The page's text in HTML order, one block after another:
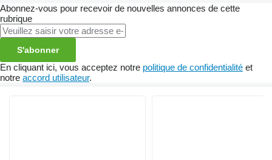
Abonnez-vous pour recevoir de nouvelles annonces de cette
rubrique
S'abonner
En cliquant ici, vous acceptez notre politique de confidentialité et
notre accord utilisateur.